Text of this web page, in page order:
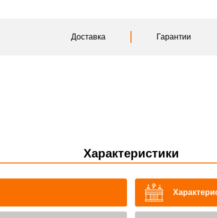
Доставка Гарантии
Характеристики